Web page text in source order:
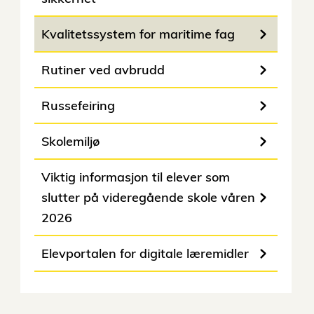
Kvalitetssystem for maritime fag
Rutiner ved avbrudd
Russefeiring
Skolemiljø
Viktig informasjon til elever som
slutter på videregående skole våren
2026
Elevportalen for digitale læremidler